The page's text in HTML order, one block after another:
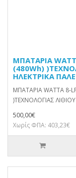
ΜΠΑΤΑΡΙΑ
(480Wh)
ΗΛΕΚΤΡΙΚΑ
ΜΠΑΤΑΡΙΑ WATTA 8-
)ΤΕΧΝΟΛΟΓΙΑΣ
500,00€
Χωρίς ΦΠΑ: 403,23€